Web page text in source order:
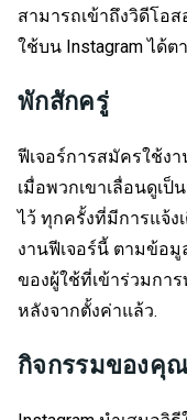
สามารถเข้าถึงวิดีโอ
ใช้บน Instagram ได้ต
พักสักครู่
ฟีเจอร์การสมัครใช้ง
เมื่อพวกเขาเลื่อนดูเป็
ไว้ ทุกครั้งที่มีการแจ้ง
งานฟีเจอร์นี้ ตามข้อมู
ของผู้ใช้ที่เข้าร่วมกา
หลังจากตั้งค่าแล้ว.
กิจกรรมของคุ